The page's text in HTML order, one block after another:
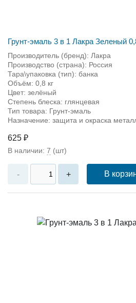
Грунт-эмаль 3 в 1 Лакра Зеленый
Производитель (бренд): Лакра
Производство (страна): Россия
Тара\упаковка (тип): банка
Объём: 0,8 кг
Цвет: зелёный
Степень блеска: глянцевая
Тип товара: Грунт-эмаль
Назначение: защита и окраска
625 ₽
В наличии: 7 (шт)
- + В